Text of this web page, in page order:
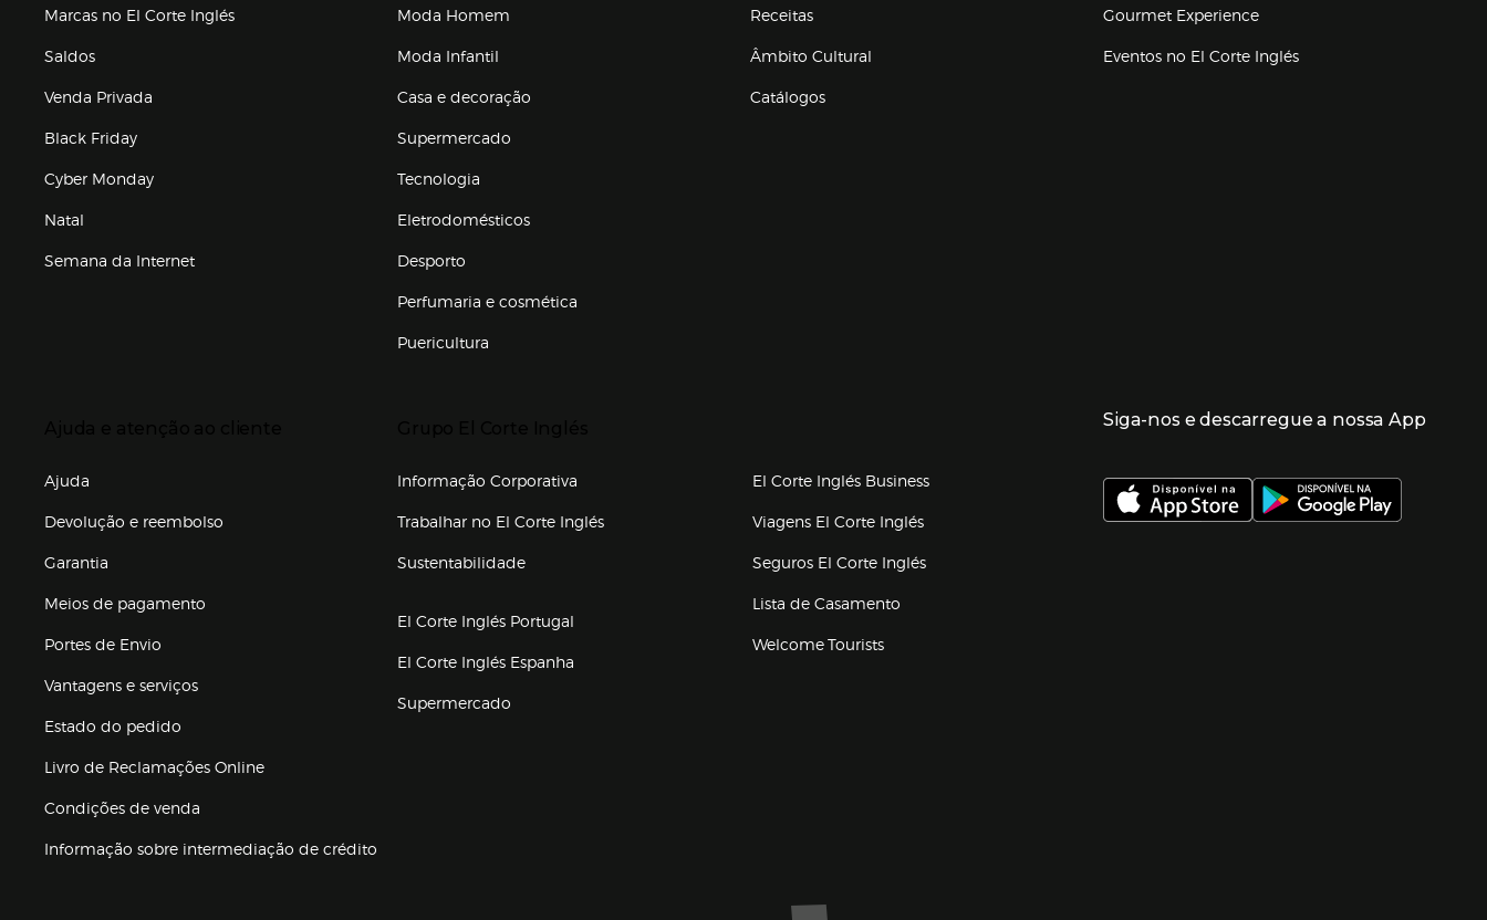
Marcas no El Corte Inglés
Saldos
Venda Privada
Black Friday
Cyber Monday
Natal
Semana da Internet
Moda Homem
Moda Infantil
Casa e decoração
Supermercado
Tecnologia
Eletrodomésticos
Desporto
Perfumaria e cosmética
Puericultura
Receitas
Âmbito Cultural
Catálogos
Gourmet Experience
Eventos no El Corte Inglés
Ajuda
Devolução e reembolso
Garantia
Meios de pagamento
Portes de Envio
Vantagens e serviços
Estado do pedido
Livro de Reclamações Online
Condições de venda
Informação sobre intermediação de crédito
Informação Corporativa
Trabalhar no El Corte Inglés(abre en nueva ventana)
Sustentabilidade
El Corte Inglés Portugal
El Corte Inglés Espanha
Supermercado
El Corte Inglés Business
Viagens El Corte Inglés(abre en nueva ventana)
Seguros El Corte Inglés(abre en nueva ventana)
Lista de Casamento
Welcome Tourists
Enlaces de grupo el corte inglés
Siga-nos e descarregue a nossa App
Marca El Corte Inglés